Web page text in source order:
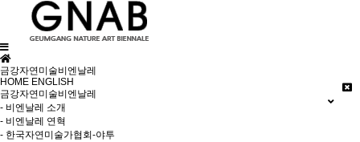
금강자연미술비엔날레
HOME ENGLISH
금강자연미술비엔날레
- 비엔날레 소개
- 비엔날레 연혁
- 한국자연미술가협회-야투